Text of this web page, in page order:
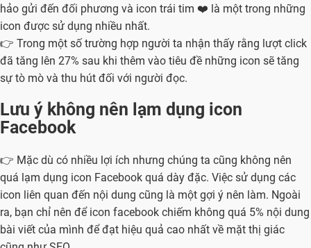
hảo gửi đến đối phương và icon trái tim ❤️ là một trong những
icon được sử dụng nhiều nhất.
👉 Trong một số trường hợp người ta nhận thấy rằng lượt click
đã tăng lên 27% sau khi thêm vào tiêu đề những icon sẽ tăng
sự tò mò và thu hút đối với người đọc.
Lưu ý không nên lạm dụng icon
Facebook
👉 Mặc dù có nhiều lợi ích nhưng chúng ta cũng không nên
quá lạm dụng icon Facebook quá dày đặc. Việc sử dụng các
icon liên quan đến nội dung cũng là một gợi ý nên làm. Ngoài
ra, bạn chỉ nên để icon facebook chiếm không quá 5% nội dung
bài viết của mình để đạt hiệu quả cao nhất về mặt thị giác